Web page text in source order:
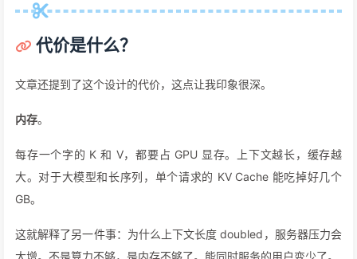
代价是什么？
文章还提到了这个设计的代价，这点让我印象很深。
内存。
每存一个字的 K 和 V，都要占 GPU 显存。上下文越长，缓存越
大。对于大模型和长序列，单个请求的 KV Cache 能吃掉好几个
GB。
这就解释了另一件事：为什么上下文长度 doubled，服务器压力会